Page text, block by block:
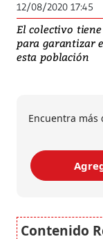
12/08/2020 17:45
El colectivo
para garantizar
esta población
Encuentra